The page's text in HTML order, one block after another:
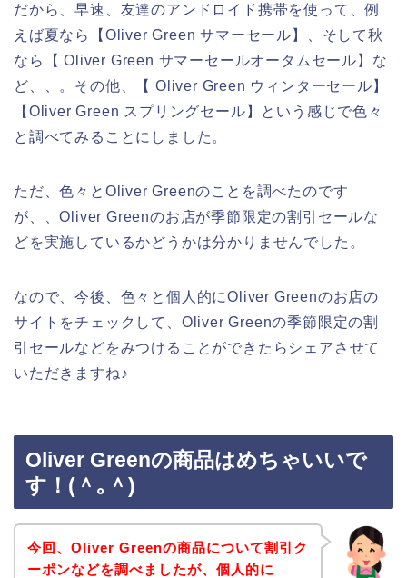
だから、早速、友達のアンドロイド携帯を使って、例
えば夏なら【Oliver Green サマーセール】、そして秋
なら【 Oliver Green サマーセールオータムセール】な
ど、、。その他、【 Oliver Green ウィンターセール】
【Oliver Green スプリングセール】という感じで色々
と調べてみることにしました。
ただ、色々とOliver Greenのことを調べたのです
が、、Oliver Greenのお店が季節限定の割引セールな
どを実施しているかどうかは分かりませんでした。
なので、今後、色々と個人的にOliver Greenのお店の
サイトをチェックして、Oliver Greenの季節限定の割
引セールなどをみつけることができたらシェアさせて
いただきますね♪
Oliver Greenの商品はめちゃいいで
す！(＾｡＾)
今回、Oliver Greenの商品について割引ク
ーポンなどを調べましたが、個人的に